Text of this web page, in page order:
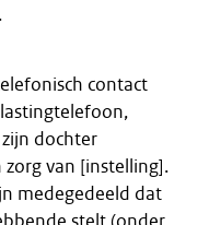
contact
dochter
van [instelling].
medegedeeld dat